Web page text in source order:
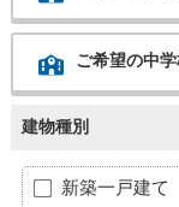
ご希望の中
建物種別
新築一戸建て